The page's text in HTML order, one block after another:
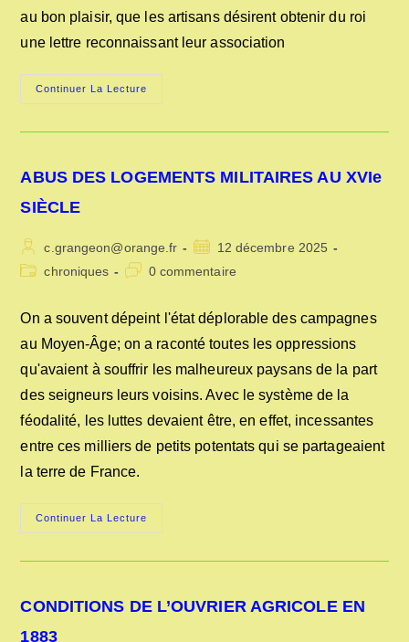
au bon plaisir, que les artisans désirent obtenir du roi
une lettre reconnaissant leur association
Continuer La Lecture
MÉTIERS
ABUS DES LOGEMENTS MILITAIRES AU XVIe
SIÈCLE
Auteur/autrice
de
c.grangeon@orange.fr
Publication
publiée :
12 décembre 2025
Postchroniques
Commentaires
la
publication :
0 commentaire
On a souvent dépeint l'état déplorable des campagnes
au Moyen-Âge; on a raconté toutes les oppressions
qu'avaient à souffrir les malheureux paysans de la part
des seigneurs leurs voisins. Avec le système de la
féodalité, les luttes devaient être, en effet, incessantes
entre ces milliers de petits potentats qui se partageaient
la terre de France.
Continuer La Lecture
DES
CONDITIONS DE L’OUVRIER AGRICOLE EN
1883